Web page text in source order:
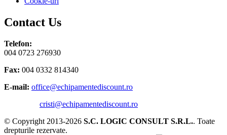
Contact Us
Telefon:
004 0723 276930
Fax: 004 0332 814340
E-mail: office@echipamentediscount.ro
cristi@echipamentediscount.ro
© Copyright 2013-2026 S.C. LOGIC CONSULT S.R.L.. Toate
drepturile rezervate.